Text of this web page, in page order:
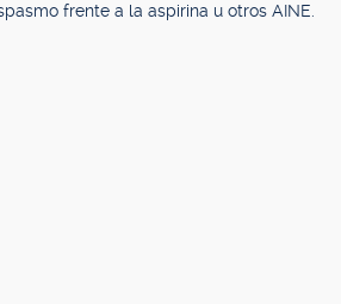
frente a la aspirina u otros AINE.